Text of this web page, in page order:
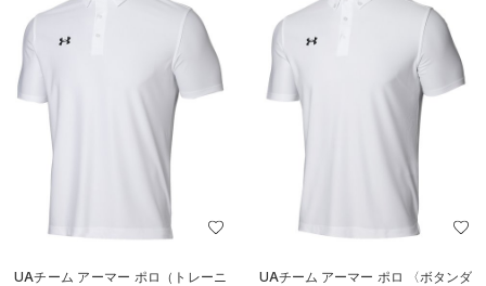
UAチーム アーマー ポロ（トレーニ
UAチーム アーマー ポロ 〈ボタンダ